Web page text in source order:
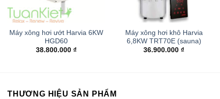
Máy xông hơi ướt Harvia 6KW
HGD60
38.800.000 ₫
Máy xông hơi khô Harvia
6,8KW TRT70E (sauna)
36.900.000 ₫
THƯƠNG HIỆU SẢN PHẨM